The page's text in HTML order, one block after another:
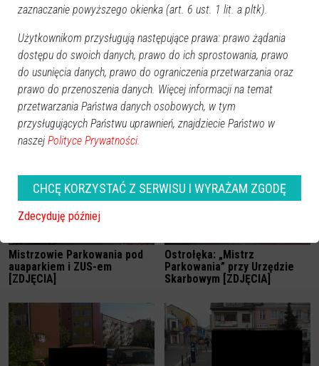
Mistrz Parkowania przy ulicy
Farnej w Ostrołęce [ZDJĘCIA]
Ostrołęka: Mistrz Parkowania
pod McDonald's [ZDJĘCIA]
Mistrzowie Parkowania pod
auaparkiem i ZUS-em
[ZDJĘCIA]
Ostrołęka: „Mistrz
Parkowania” przy Urzędzie
Skarbowym [ZDJĘCIA]
zaznaczanie powyższego okienka (art. 6 ust. 1 lit. a pltk).
Użytkownikom przysługują następujące prawa: prawo żądania
dostępu do swoich danych, prawo do ich sprostowania, prawo
do usunięcia danych, prawo do ograniczenia przetwarzania oraz
prawo do przenoszenia danych. Więcej informacji na temat
przetwarzania Państwa danych osobowych, w tym
przysługujących Państwu uprawnień, znajdziecie Państwo w
naszej Polityce Prywatności.
CHCĘ KORZYSTAĆ Z SERWISU I WYRAŻAM ZGODĘ
Zdecyduję później